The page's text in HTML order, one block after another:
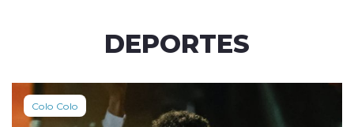
DEPORTES
Colo Colo